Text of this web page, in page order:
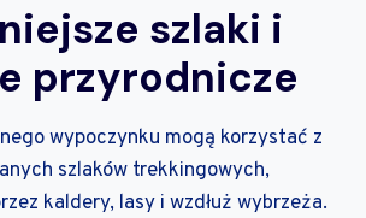
szlaki i
przyrodnicze
wypoczynku mogą korzystać z
szlaków trekkingowych,
kaldery, lasy i wzdłuż wybrzeża.